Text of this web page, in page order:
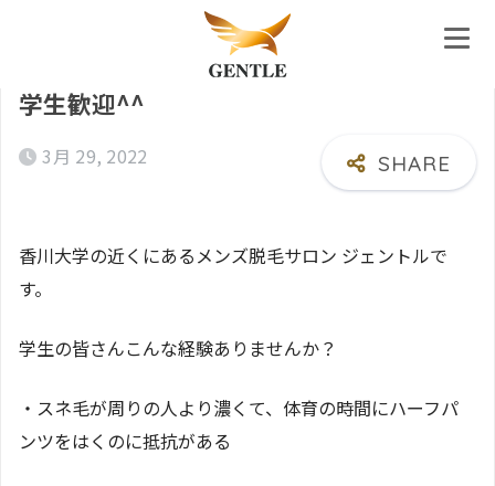
学生歓迎^^
3月 29, 2022
香川大学の近くにあるメンズ脱毛サロン ジェントルで
す。
学生の皆さんこんな経験ありませんか？
・スネ毛が周りの人より濃くて、体育の時間にハーフパ
ンツをはくのに抵抗がある